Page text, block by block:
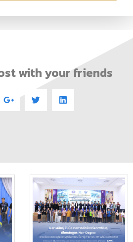
with your friends